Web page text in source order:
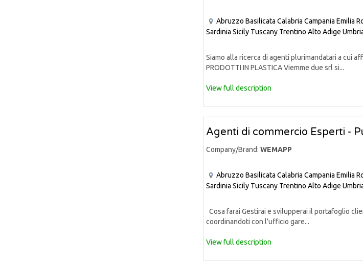
Abruzzo Basilicata Calabria Campania Emilia
Sardinia Sicily Tuscany Trentino Alto Adige
Siamo alla ricerca di agenti plurimandatari a cui
PRODOTTI IN PLASTICA Viemme due srl si...
View full description
Agenti di commercio Esperti -
Company/Brand: WEMAPP
Abruzzo Basilicata Calabria Campania Emilia
Sardinia Sicily Tuscany Trentino Alto Adige
Cosa farai Gestirai e svilupperai il portafoglio
coordinandoti con l’ufficio gare...
View full description